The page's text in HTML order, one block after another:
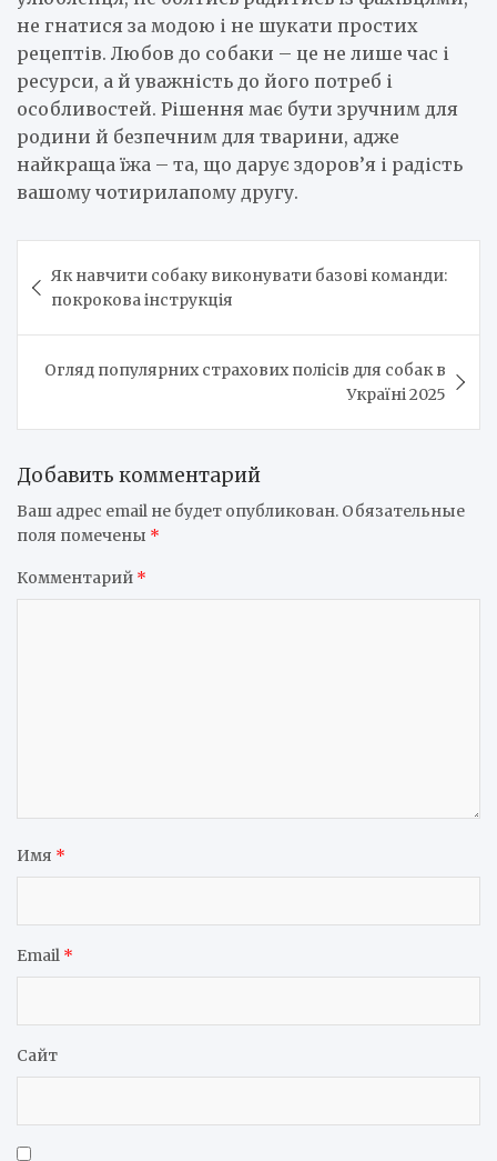
не гнатися за модою і не шукати простих
рецептів. Любов до собаки – це не лише час і
ресурси, а й уважність до його потреб і
особливостей. Рішення має бути зручним для
родини й безпечним для тварини, адже
найкраща їжа – та, що дарує здоров’я і радість
вашому чотирилапому другу.
по
записям
Як навчити собаку виконувати базові команди:
покрокова інструкція
Огляд популярних страхових полісів для собак в
Україні 2025
Добавить комментарий
Ваш адрес email не будет опубликован. Обязательные
поля помечены *
Комментарий *
Имя *
Email *
Сайт